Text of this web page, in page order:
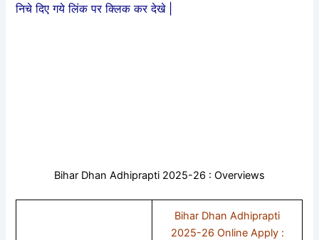
निचे दिए गये लिंक पर क्लिक कर देखे |
Bihar Dhan Adhiprapti 2025-26 : Overviews
Bihar Dhan Adhiprapti
2025-26 Online Apply :